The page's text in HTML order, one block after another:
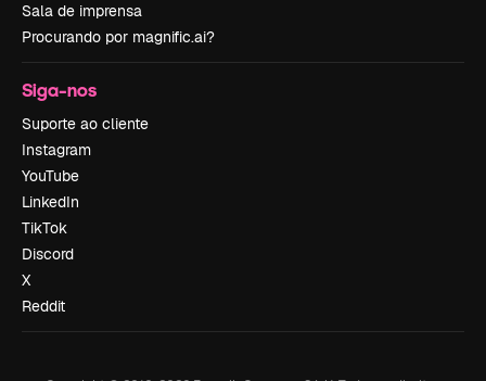
Sala de imprensa
Procurando por magnific.ai?
Siga-nos
Suporte ao cliente
Instagram
YouTube
LinkedIn
TikTok
Discord
X
Reddit